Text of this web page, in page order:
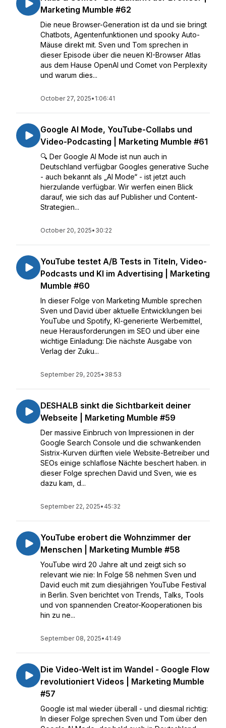
Marketing Mumble #62
Die neue Browser-Generation ist da und sie bringt
Chatbots, Agentenfunktionen und spooky Auto-
Mäuse direkt mit. Sven und Tom sprechen in
dieser Episode über die neuen KI-Browser Atlas
aus dem Hause OpenAI und Comet von Perplexity
und warum dies...
October 27, 2025• 1:06:41
Google AI Mode, YouTube-Collabs und
Video-Podcasting | Marketing Mumble #61
🔍 Der Google AI Mode ist nun auch in
Deutschland verfügbar Googles generative Suche
- auch bekannt als „AI Mode“ - ist jetzt auch
hierzulande verfügbar. Wir werfen einen Blick
darauf, wie sich das auf Publisher und Content-
Strategien...
October 20, 2025• 30:22
YouTube testet A/B Tests in Titeln, Video-
Podcasts und KI im Advertising | Marketing
Mumble #60
In dieser Folge von Marketing Mumble sprechen
Sven und David über aktuelle Entwicklungen bei
YouTube und Spotify, KI-generierte Werbemittel,
neue Herausforderungen im SEO und über eine
wichtige Einladung: Die nächste Ausgabe von
Verlag der Zuku...
September 29, 2025• 38:53
DESHALB sinkt die Sichtbarkeit deiner
Webseite | Marketing Mumble #59
Der massive Einbruch von Impressionen in der
Google Search Console und die schwankenden
Sistrix-Kurven dürften viele Website-Betreiber und
SEOs einige schlaflose Nächte beschert haben. in
dieser Folge sprechen David und Sven, wie es
dazu kam, d...
September 22, 2025• 45:32
YouTube erobert die Wohnzimmer der
Menschen | Marketing Mumble #58
YouTube wird 20 Jahre alt und zeigt sich so
relevant wie nie: In Folge 58 nehmen Sven und
David euch mit zum diesjährigen YouTube Festival
in Berlin. Sven berichtet von Trends, Talks, Tools
und von spannenden Creator-Kooperationen bis
hin zu ne...
September 08, 2025• 41:49
Die Video-Welt ist im Wandel - Google Flow
revolutioniert Videos | Marketing Mumble
#57
Google ist mal wieder überall - und diesmal richtig:
In dieser Folge sprechen Sven und Tom über den